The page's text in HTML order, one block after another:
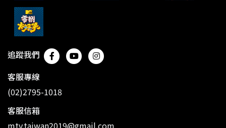
追蹤我們
客服專線
(02)2795-1018
客服信箱